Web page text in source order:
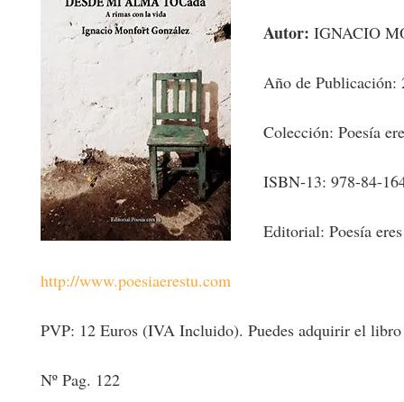
Autor: IGNACIO
Año de Publicación:
Colección: Poesía
ISBN-13: 978-84-
Editorial: Poesía
http://www.poesiaerestu.com
PVP: 12 Euros (IVA Incluido). Puedes adquirir el
Nº Pag. 122